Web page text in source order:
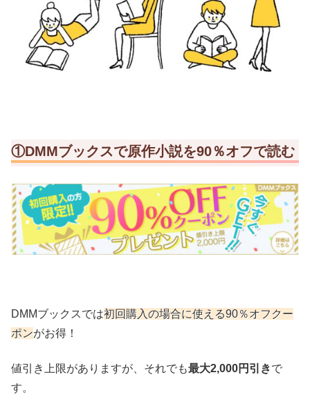
①DMMブックスで原作小説を90％オフで読む
DMMブックスでは初回購入の場合に使える90％オフクー
ポンがお得！
値引き上限がありますが、それでも最大2,000円引きで
す。